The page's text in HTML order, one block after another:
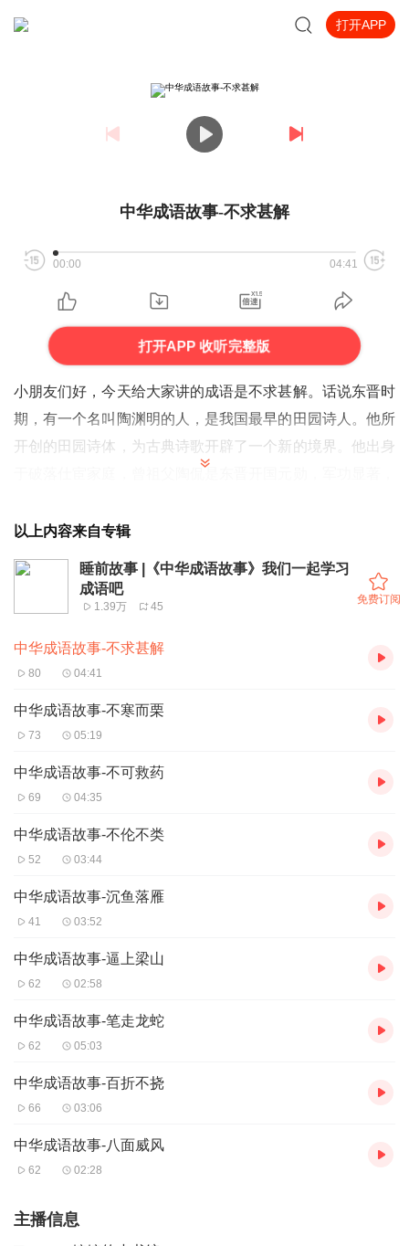
打开APP
中华成语故事-不求甚解
00:00 04:41
打开APP 收听完整版
小朋友们好，今天给大家讲的成语是不求甚解。话说东晋时
期，有一个名叫陶渊明的人，是我国最早的田园诗人。他所
开创的田园诗体，为古典诗歌开辟了一个新的境界。他出身
祖父陶茂，父亲陶艺，都做过太守。他年幼时家庭衰微，九
岁葬父与母妹三人度日。叔父陶奎介绍他任彭泽县令。到任
八十一天，陶渊明不想喂五斗米，折腰想象李小儿，于是授
印去直。自此，陶渊明十三年的仕途生活就此结束。这十三
年是他为实现大济苍生的理想抱负而不断的尝试。
以上内容来自专辑
睡前故事 |《中华成语故事》我们一起学习
成语吧
1.39万 45
免费订阅
中华成语故事-不求甚解
80 04:41
中华成语故事-不寒而栗
73 05:19
中华成语故事-不可救药
69 04:35
中华成语故事-不伦不类
52 03:44
中华成语故事-沉鱼落雁
41 03:52
中华成语故事-逼上梁山
62 02:58
中华成语故事-笔走龙蛇
62 05:03
中华成语故事-百折不挠
66 03:06
中华成语故事-八面威风
62 02:28
主播信息